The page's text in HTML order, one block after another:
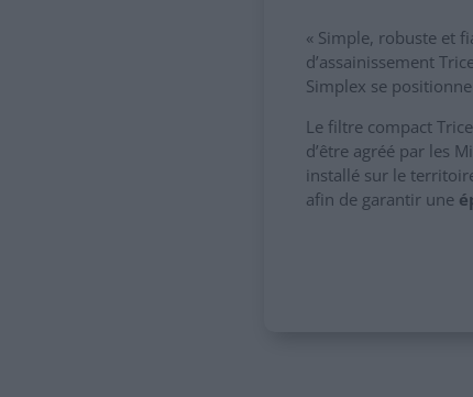
« Simple, robuste et
d’assainissement
Simplex se
Le filtre compact
d’être agréé par les
installé sur le
afin de garantir une